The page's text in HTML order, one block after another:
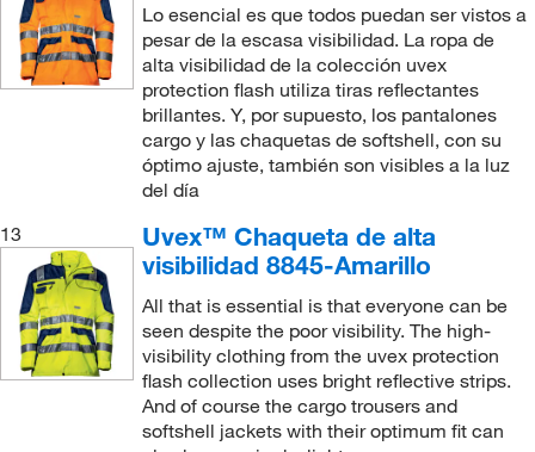
Lo esencial es que todos puedan ser vistos a
pesar de la escasa visibilidad. La ropa de
alta visibilidad de la colección uvex
protection flash utiliza tiras reflectantes
brillantes. Y, por supuesto, los pantalones
cargo y las chaquetas de softshell, con su
óptimo ajuste, también son visibles a la luz
del día
13
Uvex™ Chaqueta de alta
visibilidad 8845-Amarillo
All that is essential is that everyone can be
seen despite the poor visibility. The high-
visibility clothing from the uvex protection
flash collection uses bright reflective strips.
And of course the cargo trousers and
softshell jackets with their optimum fit can